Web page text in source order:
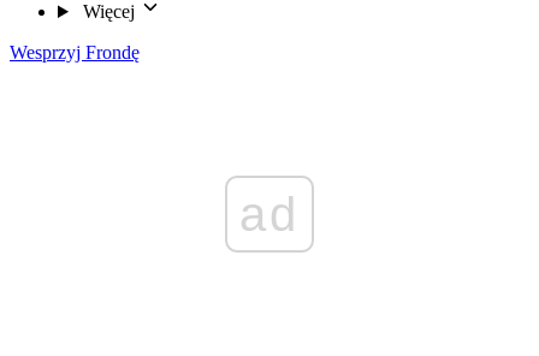
Więcej
Wesprzyj Frondę
ad